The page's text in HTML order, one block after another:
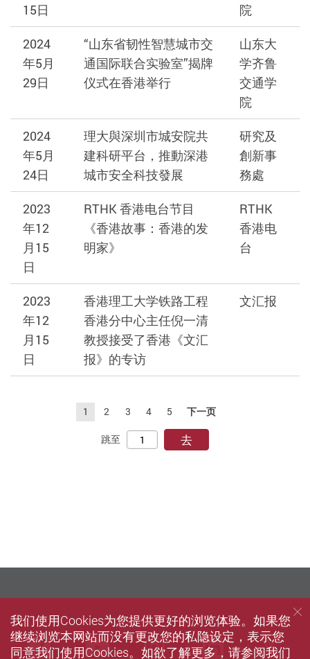
15日
院
2024
年5月
29日
“山东省韧性智慧城市交
通国际联合实验室”揭牌
仪式在香港举行
山东大
学齐鲁
交通学
院
2024
年5月
24日
理大與深圳市城安院共
建科研平台，推動深港
城市安全科技發展
研究及
創新事
務處
2023
年12
月15
日
RTHK 香港电台节目
《香港故事：香港的发
明家》
RTHK
香港电
台
2023
年12
月15
日
香港理工大学铁路工程
香港分中心主任倪一清
教授接受了香港《文汇
报》的专访
文汇报
1 2 3 4 5 下一页
跳至 去
FacebookYoutubeinstagramLinkedIn
我们使用Cookies为您提供更好的浏览体验。如果您
继续浏览本网站而没有更改您的私隐设定，表示您
同意我们使用Cookies。如欲了解更多，请参阅我们